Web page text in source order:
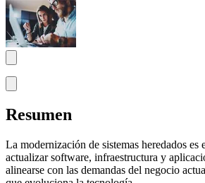
Resumen
La modernización de sistemas heredados es
actualizar software, infraestructura y
alinearse con las demandas del negocio